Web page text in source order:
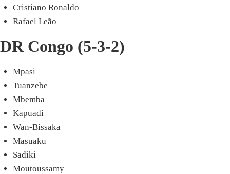
Cristiano Ronaldo
Rafael Leão
DR Congo (5-3-2)
Mpasi
Tuanzebe
Mbemba
Kapuadi
Wan-Bissaka
Masuaku
Sadiki
Moutoussamy